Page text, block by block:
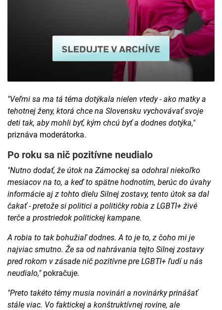
"Veľmi sa ma tá téma dotýkala nielen vtedy - ako matky a
tehotnej ženy, ktorá chce na Slovensku vychovávať svoje
deti tak, aby mohli byť, kým chcú byť a dodnes dotýka,"
priznáva moderátorka.
Po roku sa nič pozitívne neudialo
"Nutno dodať, že útok na Zámockej sa odohral niekoľko
mesiacov na to, a keď to spätne hodnotím, berúc do úvahy
informácie aj z tohto dielu Silnej zostavy, tento útok sa dal
čakať - pretože si politici a političky robia z LGBTI+ živé
terče a prostriedok politickej kampane.
A robia to tak bohužiaľ dodnes. A to je to, z čoho mi je
najviac smutno. Že sa od nahrávania tejto Silnej zostavy
pred rokom v zásade nič pozitívne pre LGBTI+ ľudí u nás
neudialo," pokračuje.
"Preto takéto témy musia novinári a novinárky prinášať
stále viac. Vo faktickej a konštruktívnej rovine, ale